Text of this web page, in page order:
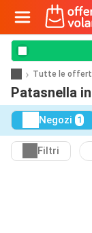
Tutte le
Patasnella
Negozi 1
Filtri